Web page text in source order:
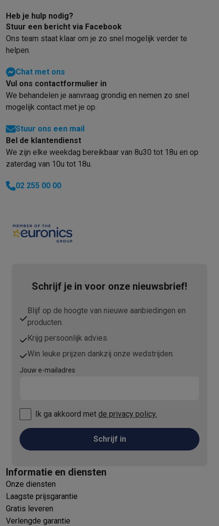
Heb je hulp nodig?
Stuur een bericht via Facebook
Ons team staat klaar om je zo snel mogelijk verder te
helpen.
Chat met ons
Vul ons contactformulier in
We behandelen je aanvraag grondig en nemen zo snel
mogelijk contact met je op.
Stuur ons een mail
Bel de klantendienst
We zijn elke weekdag bereikbaar van 8u30 tot 18u en op
zaterdag van 10u tot 18u.
02 255 00 00
Schrijf je in voor onze nieuwsbrief!
Blijf op de hoogte van nieuwe aanbiedingen en
producten.
Krijg persoonlijk advies.
Win leuke prijzen dankzij onze wedstrijden.
Jouw e-mailadres
Ik ga akkoord met de privacy policy.
Schrijf in
Informatie en diensten
Onze diensten
Laagste prijsgarantie
Gratis leveren
Verlengde garantie